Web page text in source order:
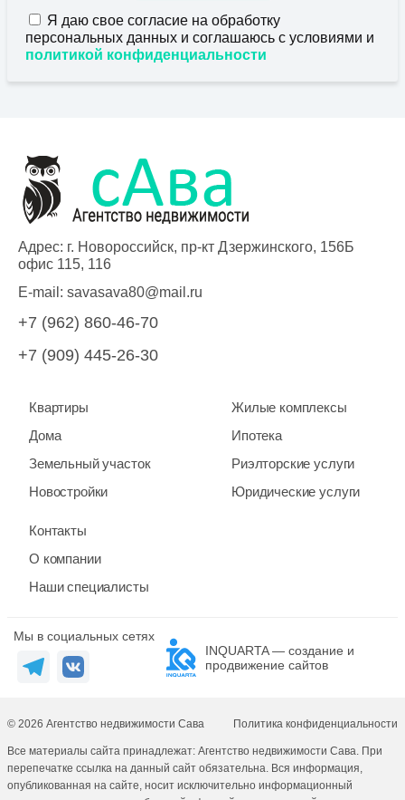
Я даю свое согласие на обработку
персональных данных и соглашаюсь с условиями и
политикой конфиденциальности
Адрес: г. Новороссийск, пр-кт Дзержинского, 156Б
офис 115, 116
E-mail: savasava80@mail.ru
+7 (962) 860-46-70
+7 (909) 445-26-30
Квартиры
Дома
Земельный участок
Новостройки
Жилые комплексы
Ипотека
Риэлторские услуги
Юридические услуги
Контакты
О компании
Наши специалисты
Мы в социальных сетях
INQUARTA — создание и
продвижение сайтов
© 2026 Агентство недвижимости Сава Политика конфиденциальности
Все материалы сайта принадлежат: Агентство недвижимости Сава. При
перепечатке ссылка на данный сайт обязательна. Вся информация,
опубликованная на сайте, носит исключительно информационный